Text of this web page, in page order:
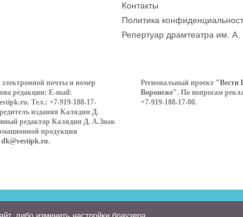
Контакты
Политика
Репертуар драмтеатра им. А.
электронной почты и номер
редакции: E-mail:
Тел.: +7-919-188-17-
издания Калядин Д.
редактор Калядин Д. А.Знак
продукции
dk@vestipk.ru.
Региональный проект "Вести
Воронеже". По вопросам
+7-919-188-17-00.